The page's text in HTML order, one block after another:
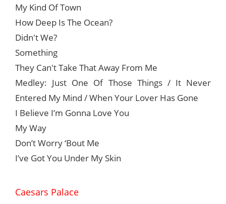
My Kind Of Town
How Deep Is The Ocean?
Didn't We?
Something
They Can't Take That Away From Me
Medley: Just One Of Those Things / It Never
Entered My Mind / When Your Lover Has Gone
I Believe I’m Gonna Love You
My Way
Don’t Worry ‘Bout Me
I’ve Got You Under My Skin
Caesars Palace